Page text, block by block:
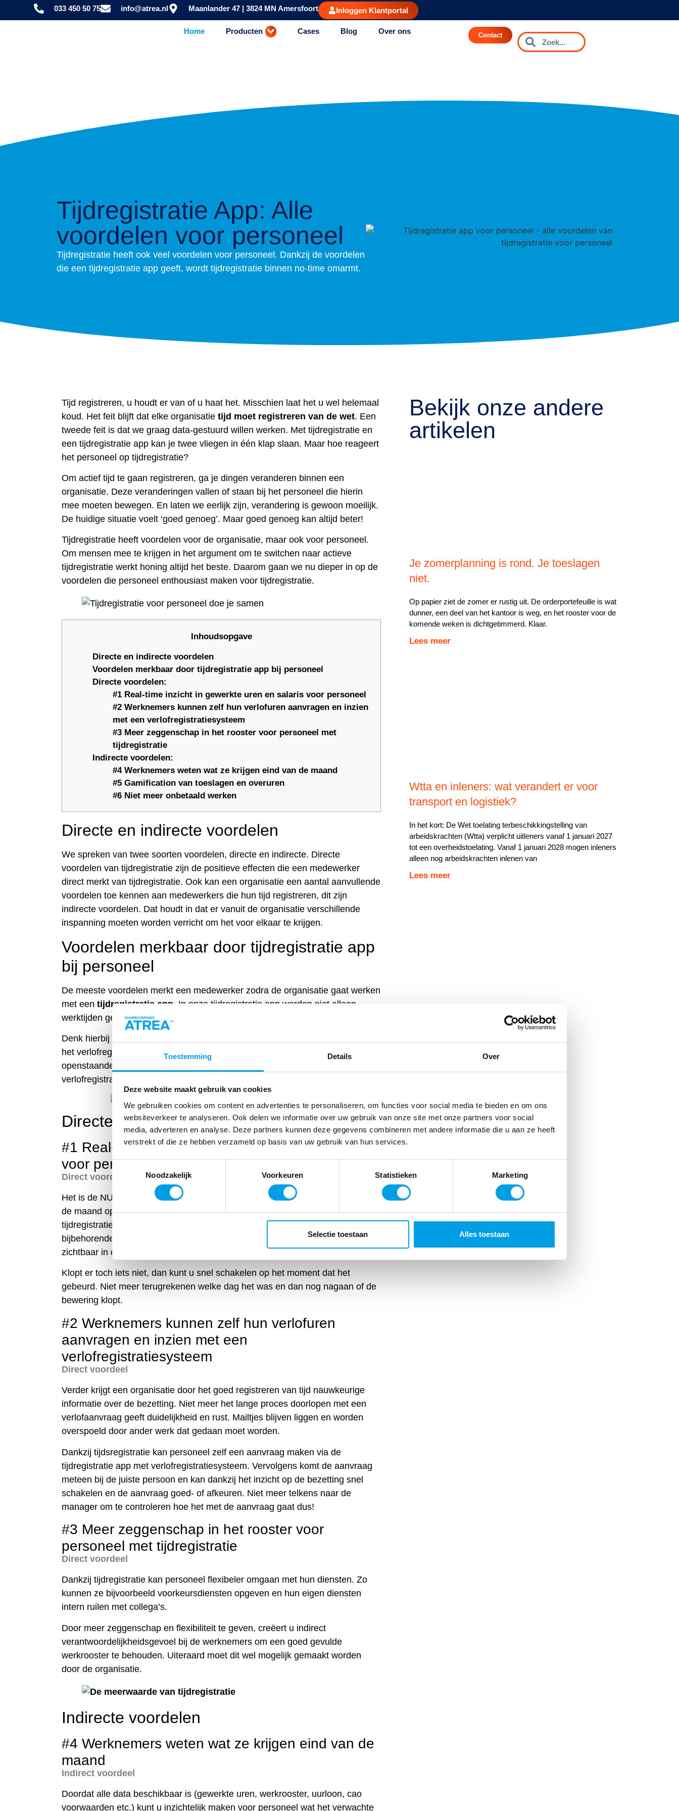
Toestemming Details Over
Deze website maakt gebruik van cookies
We gebruiken cookies om content en advertenties te personaliseren, om functies voor social media te bieden en om ons
websiteverkeer te analyseren. Ook delen we informatie over uw gebruik van onze site met onze partners voor social
media, adverteren en analyse. Deze partners kunnen deze gegevens combineren met andere informatie die u aan ze heeft
verstrekt of die ze hebben verzameld op basis van uw gebruik van hun services.
Toestemmingsselectie
Noodzakelijk
Voorkeuren Statistieken Marketing
Selectie toestaan Alles toestaan
033 450 50 75 info@atrea.nl Maanlander 47 | 3824 MN Amersfoort Inloggen Klantportal
Home Producten Cases Blog Over ons Contact
Tijdregistratie App: Alle
voordelen voor personeel
Tijdregistratie heeft ook veel voordelen voor personeel. Dankzij de voordelen
die een tijdregistratie app geeft, wordt tijdregistratie binnen no-time omarmt.
Tijd registreren, u houdt er van of u haat het. Misschien laat het u wel helemaal
koud. Het feit blijft dat elke organisatie tijd moet registreren van de wet. Een
tweede feit is dat we graag data-gestuurd willen werken. Met tijdregistratie en
een tijdregistratie app kan je twee vliegen in één klap slaan. Maar hoe reageert
het personeel op tijdregistratie?
Om actief tijd te gaan registreren, ga je dingen veranderen binnen een
organisatie. Deze veranderingen vallen of staan bij het personeel die hierin
mee moeten bewegen. En laten we eerlijk zijn, verandering is gewoon moeilijk.
De huidige situatie voelt ‘goed genoeg’. Maar goed genoeg kan altijd beter!
Tijdregistratie heeft voordelen voor de organisatie, maar ook voor personeel.
Om mensen mee te krijgen in het argument om te switchen naar actieve
tijdregistratie werkt honing altijd het beste. Daarom gaan we nu dieper in op de
voordelen die personeel enthousiast maken voor tijdregistratie.
Inhoudsopgave
Directe en indirecte voordelen
Voordelen merkbaar door tijdregistratie app bij personeel
Directe voordelen:
#1 Real-time inzicht in gewerkte uren en salaris voor personeel
#2 Werknemers kunnen zelf hun verlofuren aanvragen en inzien
met een verlofregistratiesysteem
#3 Meer zeggenschap in het rooster voor personeel met
tijdregistratie
Indirecte voordelen:
#4 Werknemers weten wat ze krijgen eind van de maand
#5 Gamification van toeslagen en overuren
#6 Niet meer onbetaald werken
Directe en indirecte voordelen
We spreken van twee soorten voordelen, directe en indirecte. Directe
voordelen van tijdregistratie zijn de positieve effecten die een medewerker
direct merkt van tijdregistratie. Ook kan een organisatie een aantal aanvullende
voordelen toe kennen aan medewerkers die hun tijd registreren, dit zijn
indirecte voordelen. Dat houdt in dat er vanuit de organisatie verschillende
inspanning moeten worden verricht om het voor elkaar te krijgen.
Voordelen merkbaar door tijdregistratie app
bij personeel
De meeste voordelen merkt een medewerker zodra de organisatie gaat werken
met een tijdregistratie app . In onze tijdregistratie app worden niet alleen
werktijden geregistreerd, door in en uit te klokken, maar bevat nog veel meer!
Denk hierbij aan inzicht in gewerkte uren, salaris, werkrooster en verlof. Met
het verlofregistratiesysteem krijgt de werknemer inzicht in zijn of haar
openstaande verlofuren, wanneer verlofuren wettelijk verlopen en vanuit het
verlofregistratiesysteem kan zelfs verlof aangevraagd worden.
Directe voordelen
#1 Real-time inzicht in gewerkte uren en salaris
voor personeel
Direct voordeel
Het is de NU-economie. We willen alles nu, niet straks, niet aan het einde van
de maand op het salarisstrookje. En dat hoeft ook niet meer, met de
tijdregistratie app krijgt personeel real-time inzicht in de gewerkte uren en het
bijbehorende salaris. Geen discussies meer over uren, want het is direct
zichtbaar in de tijdsregistratie app.
Klopt er toch iets niet, dan kunt u snel schakelen op het moment dat het
gebeurd. Niet meer terugrekenen welke dag het was en dan nog nagaan of de
bewering klopt.
#2 Werknemers kunnen zelf hun verlofuren
aanvragen en inzien met een
verlofregistratiesysteem
Direct voordeel
Verder krijgt een organisatie door het goed registreren van tijd nauwkeurige
informatie over de bezetting. Niet meer het lange proces doorlopen met een
verlofaanvraag geeft duidelijkheid en rust. Mailtjes blijven liggen en worden
overspoeld door ander werk dat gedaan moet worden.
Dankzij tijdsregistratie kan personeel zelf een aanvraag maken via de
tijdregistratie app met verlofregistratiesysteem. Vervolgens komt de aanvraag
meteen bij de juiste persoon en kan dankzij het inzicht op de bezetting snel
schakelen en de aanvraag goed- of afkeuren. Niet meer telkens naar de
manager om te controleren hoe het met de aanvraag gaat dus!
#3 Meer zeggenschap in het rooster voor
personeel met tijdregistratie
Direct voordeel
Dankzij tijdregistratie kan personeel flexibeler omgaan met hun diensten. Zo
kunnen ze bijvoorbeeld voorkeursdiensten opgeven en hun eigen diensten
intern ruilen met collega’s.
Door meer zeggenschap en flexibiliteit te geven, creëert u indirect
verantwoordelijkheidsgevoel bij de werknemers om een goed gevulde
werkrooster te behouden. Uiteraard moet dit wel mogelijk gemaakt worden
door de organisatie.
Indirecte voordelen
#4 Werknemers weten wat ze krijgen eind van de
maand
Indirect voordeel
Doordat alle data beschikbaar is (gewerkte uren, werkrooster, uurloon, cao
voorwaarden etc.) kunt u inzichtelijk maken voor personeel wat het verwachte
Bekijk onze andere
artikelen
Je zomerplanning is rond. Je toeslagen
niet.
Op papier ziet de zomer er rustig uit. De orderportefeuille is wat
dunner, een deel van het kantoor is weg, en het rooster voor de
komende weken is dichtgetimmerd. Klaar.
Lees meer
Wtta en inleners: wat verandert er voor
transport en logistiek?
In het kort: De Wet toelating terbeschikkingstelling van
arbeidskrachten (Wtta) verplicht uitleners vanaf 1 januari 2027
tot een overheidstoelating. Vanaf 1 januari 2028 mogen inleners
alleen nog arbeidskrachten inlenen van
Lees meer